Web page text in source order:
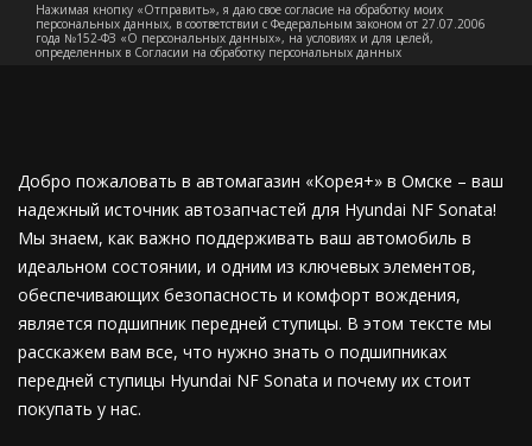
Нажимая кнопку «Отправить», я даю свое согласие на обработку моих
персональных данных, в соответствии с Федеральным законом от 27.07.2006
года №152-ФЗ «О персональных данных», на условиях и для целей,
определенных в Согласии на обработку персональных данных
Добро пожаловать в автомагазин «Корея+» в Омске – ваш
надежный источник автозапчастей для Hyundai NF Sonata!
Мы знаем, как важно поддерживать ваш автомобиль в
идеальном состоянии, и одним из ключевых элементов,
обеспечивающих безопасность и комфорт вождения,
является подшипник передней ступицы. В этом тексте мы
расскажем вам все, что нужно знать о подшипниках
передней ступицы Hyundai NF Sonata и почему их стоит
покупать у нас.